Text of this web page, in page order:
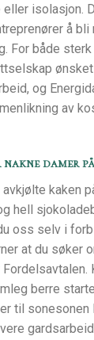
eller isolasjon.
å
For både
og
av
nakne damer
kaken
hell
oss selv i
at du søker
berre
til sonesonen